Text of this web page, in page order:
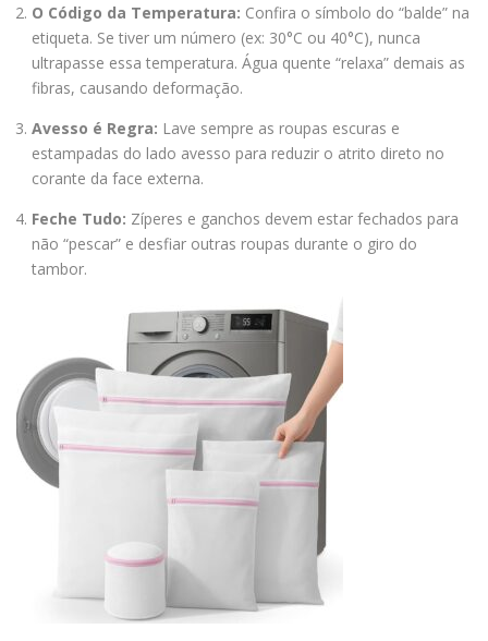
O Código da Temperatura: Confira o símbolo do “balde” na
etiqueta. Se tiver um número (ex: 30°C ou 40°C), nunca
ultrapasse essa temperatura. Água quente “relaxa” demais as
fibras, causando deformação.
Avesso é Regra: Lave sempre as roupas escuras e
estampadas do lado avesso para reduzir o atrito direto no
corante da face externa.
Feche Tudo: Zíperes e ganchos devem estar fechados para
não “pescar” e desfiar outras roupas durante o giro do
tambor.